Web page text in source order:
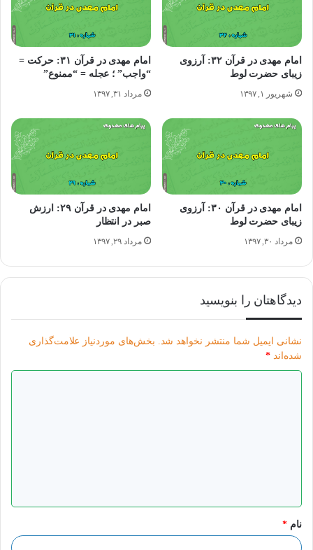
امام مهدی در قرآن ۳۲: آرزوی
زیبای حضرت لوط
شهریور ۱, ۱۳۹۷
امام مهدی در قرآن ۳۱: حرکت =
“واجب” ؛ عجله = “ممنوع”
مرداد ۳۱, ۱۳۹۷
امام مهدی در قرآن ۳۰: آرزوی
زیبای حضرت لوط
مرداد ۳۰, ۱۳۹۷
امام مهدی در قرآن ۲۹: ارزش
صبر در انتظار
مرداد ۲۹, ۱۳۹۷
دیدگاهتان را بنویسید
نشانی ایمیل شما منتشر نخواهد شد. بخش‌های موردنیاز علامت‌گذاری
شده‌اند *
*
نام *